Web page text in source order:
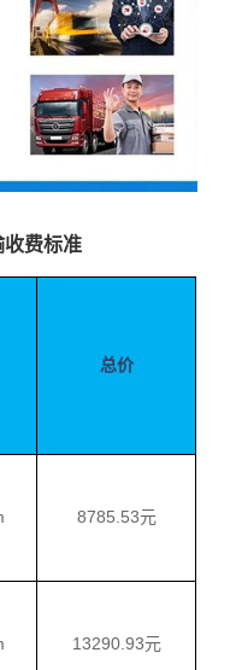
收费标准
总价
8785.53元
13290.93元